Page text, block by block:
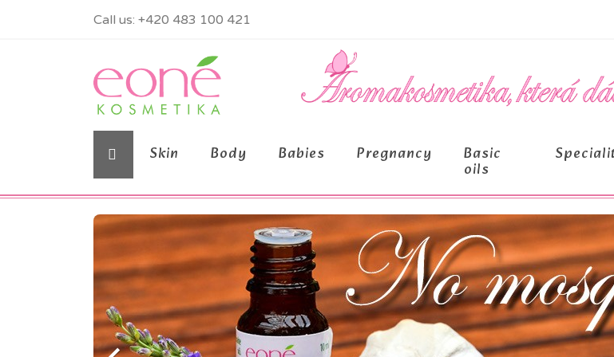
Call us: +420 483 100 421
Skin Body Babies Pregnancy Basic
oils